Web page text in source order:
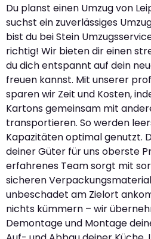
Du planst einen Umzug von
suchst ein zuverlässiges
bist du bei Stein
richtig! Wir bieten dir einen
du dich entspannt auf dein
freuen kannst. Mit unserer
sparen wir Zeit und Kosten,
Kartons gemeinsam mit
transportieren. So werden
Kapazitäten optimal genutzt.
deiner Güter für uns oberste
erfahrenes Team sorgt mit
sicheren
unbeschadet am Zielort
nichts kümmern – wir
Demontage und Montage